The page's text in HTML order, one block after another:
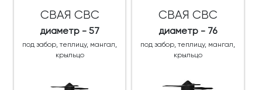
СВАЯ СВС
диаметр - 57
под забор, теплицу, мангал,
крыльцо
СВАЯ СВС
диаметр - 76
под забор, теплицу, мангал,
крыльцо